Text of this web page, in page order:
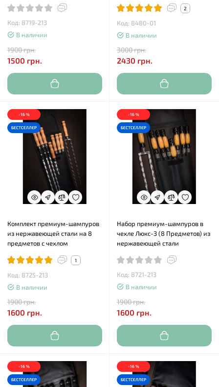
Код: 8719-213
В наличии
1900 грн.
1500 грн.
2
Код: 8480-01
В наличии
3000 грн.
2430 грн.
-16 %
БЕСТСЕЛЛЕР
Комплект премиум-шампуров
из нержавеющей стали на 8
предметов с чехлом
1
Код: 8725-213
В наличии
1900 грн.
1600 грн.
-16 %
БЕСТСЕЛЛЕР
Набор премиум-шампуров в
чехле Люкс-3 (8 Предметов) из
нержавеющей стали
Код: 8721-213
В наличии
1900 грн.
1600 грн.
-16 %
БЕСТСЕЛЛЕР
-16 %
БЕСТСЕЛЛЕР